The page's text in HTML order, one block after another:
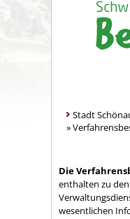
Stadt
»
Die
enthalten zu
wesentlichen